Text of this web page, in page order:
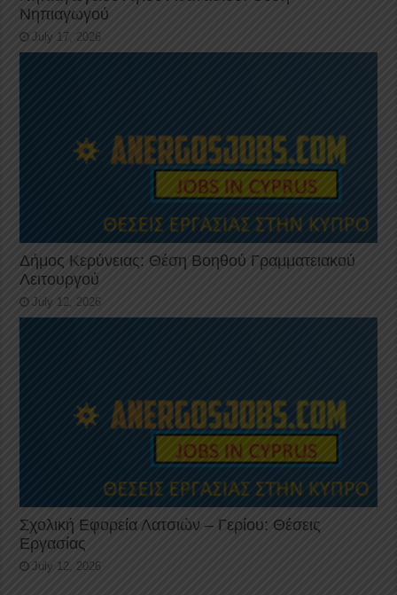
Νηπιαγωγού
July 17, 2026
Δήμος Κερύνειας: Θέση Βοηθού Γραμματειακού
Λειτουργού
July 12, 2026
Σχολική Εφορεία Λατσιών – Γερίου: Θέσεις
Εργασίας
July 12, 2026